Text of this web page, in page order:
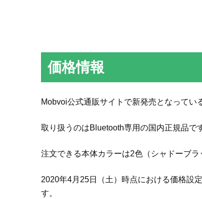
価格情報
Mobvoi公式通販サイトで新発売となってい
取り扱うのはBluetooth専用の国内正規品で
注文できる本体カラーは2色（シャドーブラ
2020年4月25日（土）時点における価格設定
す。